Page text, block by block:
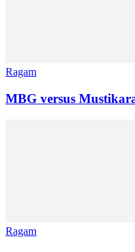
Ragam
MBG versus
Ragam